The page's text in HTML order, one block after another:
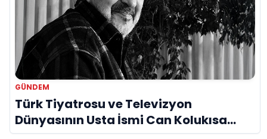
GÜNDEM
Türk Tiyatrosu ve Televizyon
Dünyasının Usta İsmi Can Kolukısa